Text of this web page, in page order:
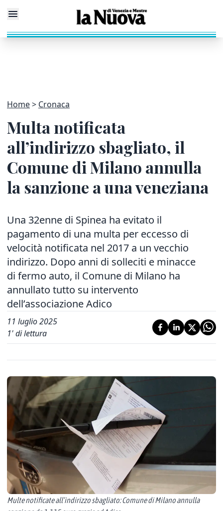
Home Cronaca
Multa notificata
all’indirizzo sbagliato, il
Comune di Milano annulla
la sanzione a una veneziana
Una 32enne di Spinea ha evitato il
pagamento di una multa per eccesso di
velocità notificata nel 2017 a un vecchio
indirizzo. Dopo anni di solleciti e minacce
di fermo auto, il Comune di Milano ha
annullato tutto su intervento
dell’associazione Adico
11 luglio 2025
1' di lettura
Multe notificate all’indirizzo sbagliato: Comune di Milano annulla